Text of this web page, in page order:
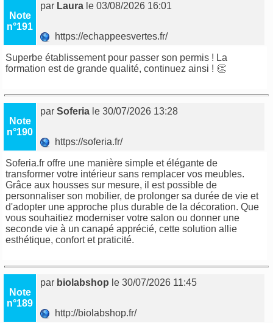
Note
n°191
par Laura le 03/08/2026 16:01
https://echappeesvertes.fr/
Superbe établissement pour passer son permis ! La
formation est de grande qualité, continuez ainsi ! 👏
Note
n°190
parSoferia le 30/07/2026 13:28
https://soferia.fr/
Soferia.fr offre une manière simple et élégante de
transformer votre intérieur sans remplacer vos meubles.
Grâce aux housses sur mesure, il est possible de
personnaliser son mobilier, de prolonger sa durée de vie et
d'adopter une approche plus durable de la décoration. Que
vous souhaitiez moderniser votre salon ou donner une
seconde vie à un canapé apprécié, cette solution allie
esthétique, confort et praticité.
Note
n°189
par biolabshop le 30/07/2026 11:45
http://biolabshop.fr/